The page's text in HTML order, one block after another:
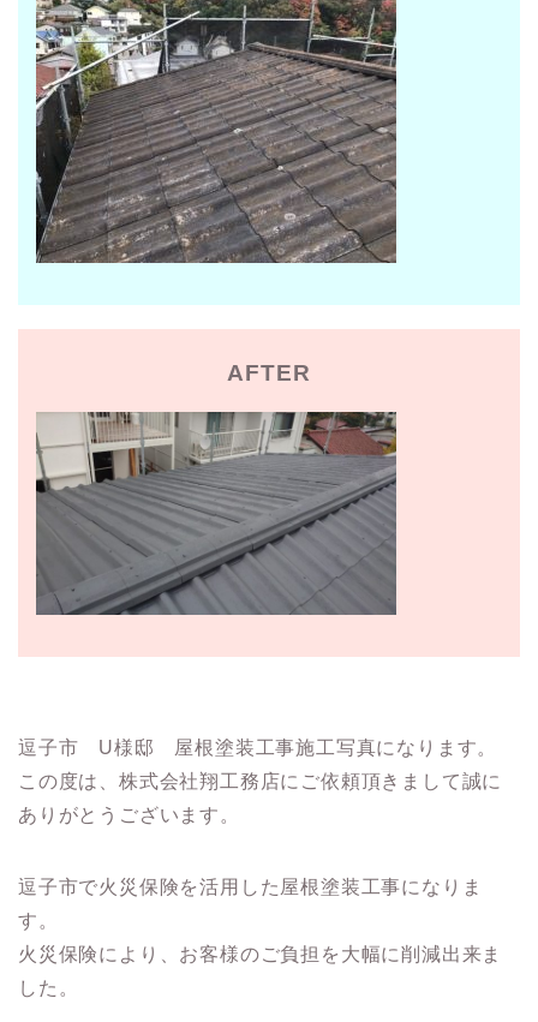
AFTER
逗子市 U様邸 屋根塗装工事施工写真になります。
この度は、株式会社翔工務店にご依頼頂きまして誠に
ありがとうございます。
逗子市で火災保険を活用した屋根塗装工事になりま
す。
火災保険により、お客様のご負担を大幅に削減出来ま
した。